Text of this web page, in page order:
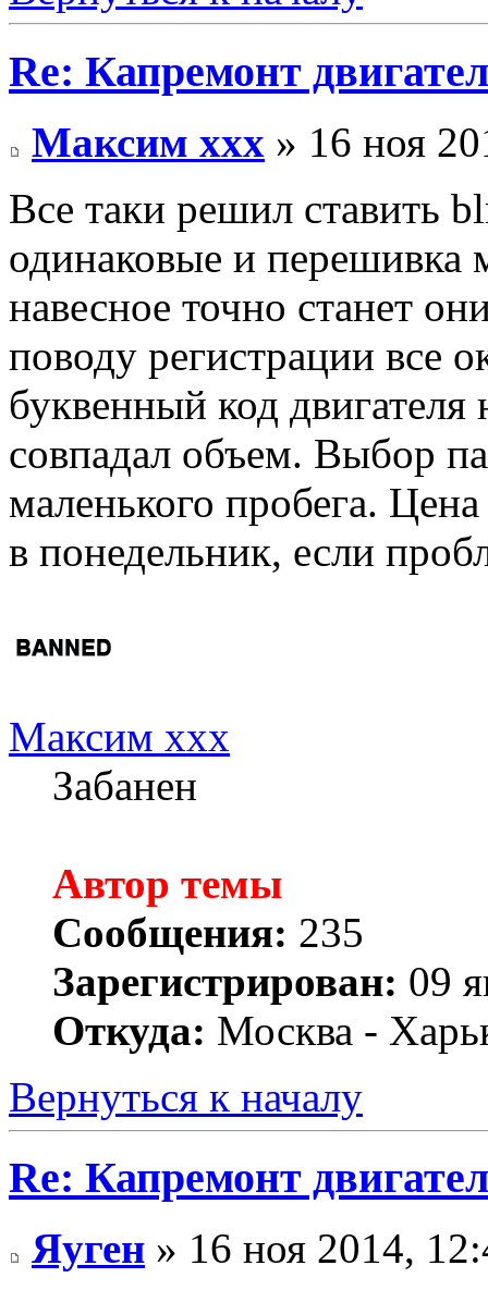
Re: Капремонт
Максим xxx » 16 ноя
Все таки решил ставить
одинаковые и перешивка
навесное точно станет
поводу регистрации все
буквенный код
совпадал объем. Выбор
маленького пробега.
в понедельник, если
Максим xxx
Забанен
Автор темы
Сообщения: 235
Зарегистрирован: 09
Откуда: Москва -
Вернуться к началу
Re: Капремонт
Яуген » 16 ноя 2014,